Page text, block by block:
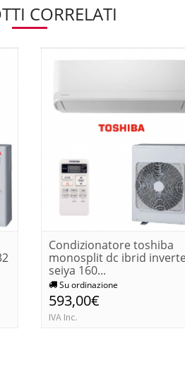
CORRELATI
Condizionatore toshiba
monosplit dc ibrid
seiya 160...
Su ordinazione
593,00€
IVA Inc.